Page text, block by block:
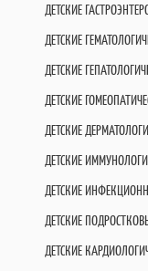
ДЕТСКИЕ
ДЕТСКИЕ
ДЕТСКИЕ
ДЕТСКИЕ
ДЕТСКИЕ
ДЕТСКИЕ
ДЕТСКИЕ
ДЕТСКИЕ
ДЕТСКИЕ